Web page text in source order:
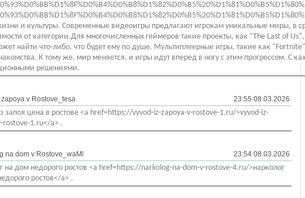
и культуры. Современные видеоигры предлагают игрокам уникальные миры, в
от категории.Для многочисленных геймеров такие проекты, как "The Last
найти что-либо, что будет ему по душе. Мультиплеерные игры, такие как
К тому же, мир меняется, и игры идут вперед в ногу с этим прогрессом. С
решениями.
v Rostove_tesa 23:55 08.03.2026
запоя цена в ростове <a href=https://vyvod-iz-zapoya-v-rostove-1.ru/>vyvod-iz-
rostove-1.ru</a> .
na dom v Rostove_waMl 23:54 08.03.2026
на дом недорого ростов <a href=https://narkolog-na-dom-v-rostove-4.ru/>нарколог
ростов</a> .